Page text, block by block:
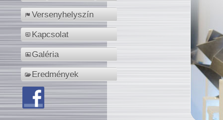
Versenyhelyszín
Kapcsolat
Galéria
Eredmények